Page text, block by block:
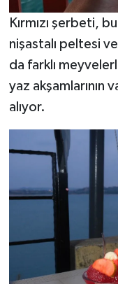
Kırmızı şerbeti,
nişastalı peltesi
da farklı
yaz akşamlarının
alıyor.